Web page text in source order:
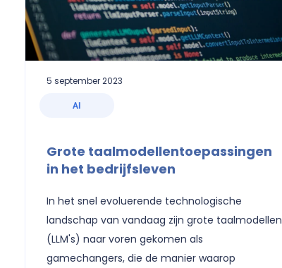
AI
Grote taalmodellentoepassingen
in het bedrijfsleven
In het snel evoluerende technologische
landschap van vandaag zijn grote taalmodellen
(LLM's) naar voren gekomen als
gamechangers, die de manier waarop
5 september 2023